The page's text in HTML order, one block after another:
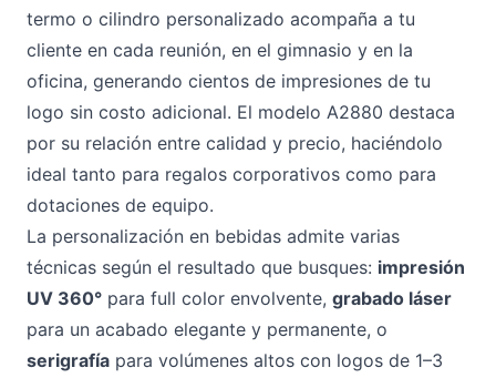
termo o cilindro personalizado acompaña a tu
cliente en cada reunión, en el gimnasio y en la
oficina, generando cientos de impresiones de tu
logo sin costo adicional. El modelo A2880 destaca
por su relación entre calidad y precio, haciéndolo
ideal tanto para regalos corporativos como para
dotaciones de equipo.
La personalización en bebidas admite varias
técnicas según el resultado que busques: impresión
UV 360° para full color envolvente, grabado láser
para un acabado elegante y permanente, o
serigrafía para volúmenes altos con logos de 1–3